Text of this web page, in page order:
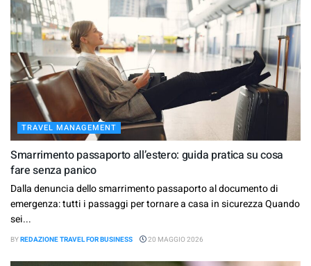
TRAVEL MANAGEMENT
Smarrimento passaporto all’estero: guida pratica su cosa
fare senza panico
Dalla denuncia dello smarrimento passaporto al documento di
emergenza: tutti i passaggi per tornare a casa in sicurezza Quando
sei...
BYREDAZIONE TRAVEL FOR BUSINESS 20 MAGGIO 2026